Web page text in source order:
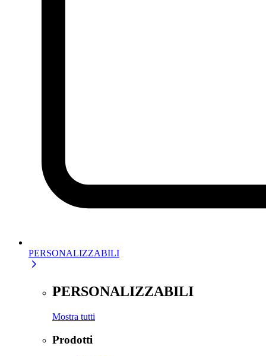
PERSONALIZZABILI
PERSONALIZZABILI
Mostra tutti
Prodotti